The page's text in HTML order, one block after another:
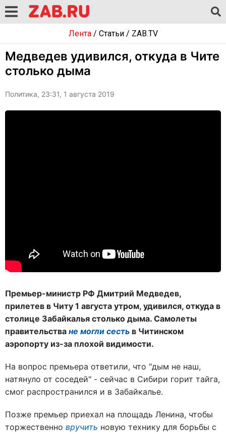
Лента/ Статьи/ ZAB.TV
Медведев удивился, откуда в Чите
столько дыма
Политика, 23:31, 1 августа 2019
Премьер-министр РФ Дмитрий Медведев,
прилетев в Читу 1 августа утром, удивился, откуда в
столице Забайкалья столько дыма. Самолеты
правительства не могли сесть в Читинском
аэропорту из-за плохой видимости.
На вопрос премьера ответили, что "дым не наш,
натянуло от соседей" - сейчас в Сибири горит тайга,
смог распространился и в Забайкалье.
Позже премьер приехал на площадь Ленина, чтобы
торжественно вручить новую технику для борьбы с